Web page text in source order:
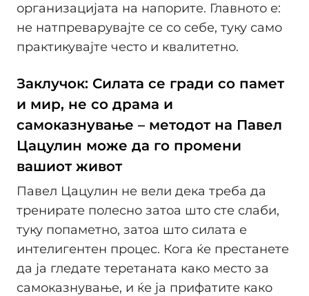
организацијата на напорите. Главното е:
не натпреварувајте се со себе, туку само
практикувајте често и квалитетно.
Заклучок: Силата се гради со памет
и мир, не со драма и
самоказнување – методот на Павел
Цацулин може да го промени
вашиот живот
Павел Цацулин не вели дека треба да
тренирате полесно затоа што сте слаби,
туку попаметно, затоа што силата е
интелигентен процес. Кога ќе престанете
да ја гледате теретаната како место за
самоказнување, и ќе ја прифатите како